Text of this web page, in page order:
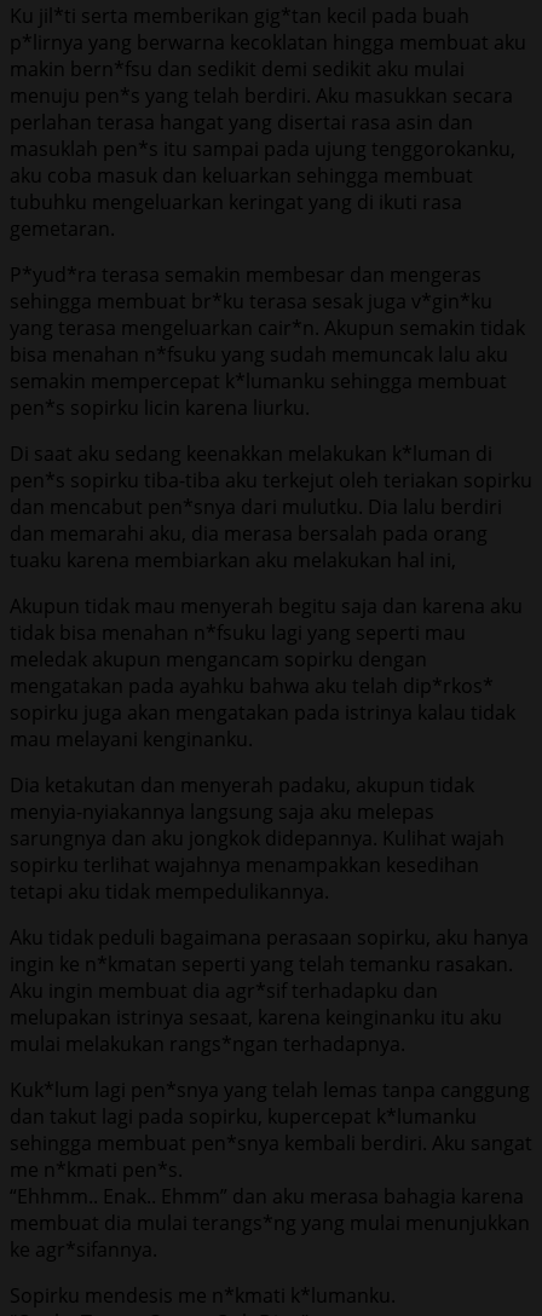
Ku jil*ti serta memberikan gig*tan kecil pada buah
p*lirnya yang berwarna kecoklatan hingga membuat aku
makin bern*fsu dan sedikit demi sedikit aku mulai
menuju pen*s yang telah berdiri. Aku masukkan secara
perlahan terasa hangat yang disertai rasa asin dan
masuklah pen*s itu sampai pada ujung tenggorokanku,
aku coba masuk dan keluarkan sehingga membuat
tubuhku mengeluarkan keringat yang di ikuti rasa
gemetaran.
P*yud*ra terasa semakin membesar dan mengeras
sehingga membuat br*ku terasa sesak juga v*gin*ku
yang terasa mengeluarkan cair*n. Akupun semakin tidak
bisa menahan n*fsuku yang sudah memuncak lalu aku
semakin mempercepat k*lumanku sehingga membuat
pen*s sopirku licin karena liurku.
Di saat aku sedang keenakkan melakukan k*luman di
pen*s sopirku tiba-tiba aku terkejut oleh teriakan sopirku
dan mencabut pen*snya dari mulutku. Dia lalu berdiri
dan memarahi aku, dia merasa bersalah pada orang
tuaku karena membiarkan aku melakukan hal ini,
Akupun tidak mau menyerah begitu saja dan karena aku
tidak bisa menahan n*fsuku lagi yang seperti mau
meledak akupun mengancam sopirku dengan
mengatakan pada ayahku bahwa aku telah dip*rkos*
sopirku juga akan mengatakan pada istrinya kalau tidak
mau melayani kenginanku.
Dia ketakutan dan menyerah padaku, akupun tidak
menyia-nyiakannya langsung saja aku melepas
sarungnya dan aku jongkok didepannya. Kulihat wajah
sopirku terlihat wajahnya menampakkan kesedihan
tetapi aku tidak mempedulikannya.
Aku tidak peduli bagaimana perasaan sopirku, aku hanya
ingin ke n*kmatan seperti yang telah temanku rasakan.
Aku ingin membuat dia agr*sif terhadapku dan
melupakan istrinya sesaat, karena keinginanku itu aku
mulai melakukan rangs*ngan terhadapnya.
Kuk*lum lagi pen*snya yang telah lemas tanpa canggung
dan takut lagi pada sopirku, kupercepat k*lumanku
sehingga membuat pen*snya kembali berdiri. Aku sangat
me n*kmati pen*s.
“Ehhmm.. Enak.. Ehmm” dan aku merasa bahagia karena
membuat dia mulai terangs*ng yang mulai menunjukkan
ke agr*sifannya.
Sopirku mendesis me n*kmati k*lumanku.